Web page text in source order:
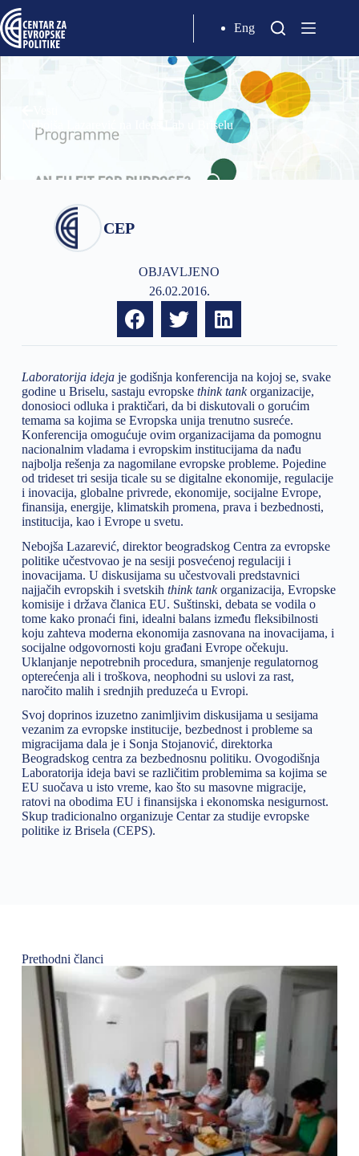
Eng
Nebojša Lazarević na Ideas Lab u Briselu
CEP
OBJAVLJENO
26.02.2016.
Laboratorija idejaje godišnja konferencija na kojoj se, svake
godine u Briselu, sastaju evropske think tankorganizacije,
donosioci odluka i praktičari, da bi diskutovali o gorućim
temama sa kojima se Evropska unija trenutno susreće.
Konferencija omogućuje ovim organizacijama da pomognu
nacionalnim vladama i evropskim institucijama da nađu
najbolja rešenja za nagomilane evropske probleme. Pojedine
od trideset tri sesija ticale su se digitalne ekonomije, regulacije
i inovacija, globalne privrede, ekonomije, socijalne Evrope,
finansija, energije, klimatskih promena, prava i bezbednosti,
institucija, kao i Evrope u svetu.
Nebojša Lazarević, direktor beogradskog Centra za evropske
politike učestvovao je na sesiji posvećenoj regulaciji i
inovacijama. U diskusijama su učestvovali predstavnici
najjačih evropskih i svetskih think tankorganizacija, Evropske
komisije i država članica EU. Suštinski, debata se vodila o
tome kako pronaći fini, idealni balans između fleksibilnosti
koju zahteva moderna ekonomija zasnovana na inovacijama, i
socijalne odgovornosti koju građani Evrope očekuju.
Uklanjanje nepotrebnih procedura, smanjenje regulatornog
opterećenja ali i troškova, neophodni su uslovi za rast,
naročito malih i srednjih preduzeća u Evropi.
Svoj doprinos izuzetno zanimljivim diskusijama u sesijama
vezanim za evropske institucije, bezbednost i probleme sa
migracijama dala je i Sonja Stojanović, direktorka
Beogradskog centra za bezbednosnu politiku. Ovogodišnja
Laboratorija ideja bavi se različitim problemima sa kojima se
EU suočava u isto vreme, kao što su masovne migracije,
ratovi na obodima EU i finansijska i ekonomska nesigurnost.
Skup tradicionalno organizuje Centar za studije evropske
politike iz Brisela (CEPS).
Prethodni članci